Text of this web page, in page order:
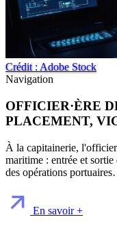
Crédit : Adobe Stock
Navigation
OFFICIER·ÈRE
PLACEMENT,
À la capitainerie,
maritime : entrée et
des opérations
En savoir +